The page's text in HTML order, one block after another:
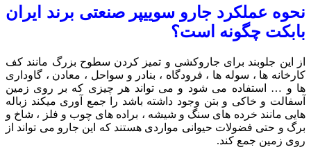
نحوه عملکرد جارو سوییپر صنعتی برند ایران
بابکت چگونه است؟
از این جلوبند برای جاروکشی و تمیز کردن سطوح بزرگ مانند کف
کارخانه ها ، سوله ها ، فرودگاه ، بنادر و سواحل ، معادن ، گاوداری
ها و … استفاده می شود و می تواند هر چیزی که بر روی زمین
آسفالت و خاکی و بتن وجود داشته باشد را جمع آوری میکند زباله
هایی مانند خرده های سنگ و شیشه ،‌ براده های چوب و فلز ، شاخ و
برگ و حتی فضولات حیوانی مواردی هستند که این جارو می تواند از
روی زمین جمع کند.